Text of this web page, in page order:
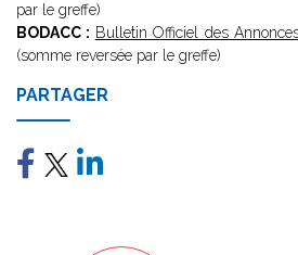
par le greffe)
BODACC : Bulletin Officiel des
(somme reversée par le greffe)
PARTAGER